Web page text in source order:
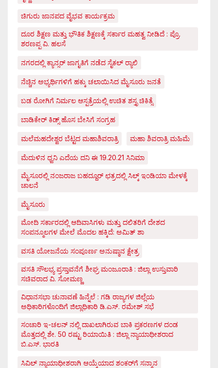
ಚಿಗುರು ಜಾನಪದ ವೈಭವ ಕಾರ್ಯಕ್ರಮ
ದೂರ ಶಿಕ್ಷಣ ಮತ್ತು ಭೌತಿಕ ಶಿಕ್ಷಣಕ್ಕೆ ಸರ್ಕಾರ ಮಹತ್ವ ನೀಡಿದೆ : ಪ್ರೊ.
ಶರಣಪ್ಪ ವಿ. ಹಲಸೆ
ನಗರದಲ್ಲಿ ಕ್ಯಾನ್ಸರ್ ಜಾಗೃತಿಗೆ ನಡೆದ ಸೈಕಲ್ ರ್‍ಯಾಲಿ
ನೆಚ್ಚಿನ ಅಭ್ಯರ್ಥಿಗಳಿಗೆ ಹಕ್ಕು ಚಲಾಯಿಸಿದ ಮೈಸೂರು ಜನತೆ
ಬಡ ರೋಗಿಗೆ ನಿರ್ಮಲ ಆಸ್ಪತ್ರೆಯಲ್ಲಿ ಉಚಿತ ಶಸ್ತೃ ಚಿಕಿತ್ಸೆ
ಬಾಡಿಕೇರ್ ಕಿಡ್ಸ್ ಹೊಸ ಬೇಸಿಗೆ ಸಂಗ್ರಹ
ಮಲೆಮಹದೇಶ್ವರ ಬೆಟ್ಟದ ಮಹಾಶಿವರಾತ್ರಿ ಮಹಾ ಶಿವರಾತ್ರಿ ಮಹಿಮೆ
ಮೆದುಳಿನ ಧ್ವನಿ ಎದೆಯ ದನಿ ಈ 19.20.21 ಸಿನಿಮಾ
ಮೈಸೂರಲ್ಲಿ ನಂಜರಾಜ ಬಹದ್ದೂರ್ ಛತ್ರದಲ್ಲಿ ಸಿಲ್ಕ್ ಇಂಡಿಯಾ ಮೇಳಕ್ಕೆ
ಚಾಲನೆ
ಮೈಸೂರು
ಮೋದಿ ಸರ್ಕಾರದಲ್ಲಿ ಆದಿವಾಸಿಗಳು ಮತ್ತು ದಲಿತರಿಗೆ ದೇಶದ
ಸಂಪನ್ಮೂಲಗಳ ಮೇಲೆ ಮೊದಲ ಹಕ್ಕಿದೆ: ಅಮಿತ್ ಶಾ
ವಸತಿ ಯೋಜನೆಯ ಸಂಪೂರ್ಣ ಅನುಷ್ಠಾನ ಕ್ಷೇತ್ರ
ವಸತಿ ಸೌಲಭ್ಯ ಪ್ರಸ್ತಾವನೆಗೆ ಶೀಘ್ರ ಮಂಜೂರಾತಿ : ಜಿಲ್ಲಾ ಉಸ್ತುವಾರಿ
ಸಚಿವರಾದ ವಿ. ಸೋಮಣ್ಣ
ವಿಧಾನಸಭಾ ಚುನಾವಣೆ ಹಿನ್ನೆಲೆ : ಗಡಿ ರಾಜ್ಯಗಳ ಜಿಲ್ಲೆಯ
ಅಧಿಕಾರಿಗಳೊಂದಿಗೆ ಜಿಲ್ಲಾಧಿಕಾರಿ ಡಿ.ಎಸ್. ರಮೇಶ್ ಸಭೆ
ಸಂಚಾರಿ ಇ-ಚಲನ್ ನಲ್ಲಿ ದಾಖಲಾಗಿರುವ ಬಾಕಿ ಪ್ರಕರಣಗಳ ದಂಡ
ಮೊತ್ತದಲ್ಲಿ ಶೇ. 50 ರಷ್ಟು ರಿಯಾಯಿತಿ : ಜಿಲ್ಲಾ ನ್ಯಾಯಾಧೀಶರಾದ
ಬಿ.ಎಸ್. ಭಾರತಿ
ಸಿವಿಲ್ ನ್ಯಾಯಾಧೀಶರಾಗಿ ಆಯ್ಕೆಯಾದ ಶಂಕರ್‌ಗೆ ಸನ್ಮಾನ